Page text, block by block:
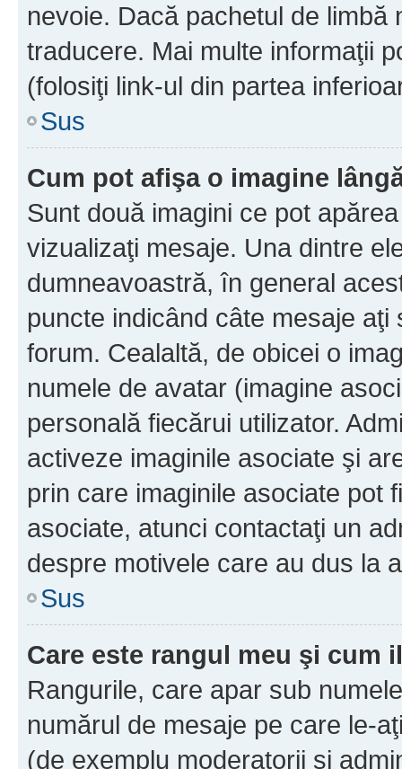
nevoie. Dacă pachetul de
traducere. Mai multe informaţii
(folosiţi link-ul din partea
Sus
Cum pot afişa o imagine
Sunt două imagini ce pot
vizualizaţi mesaje. Una dintre
dumneavoastră, în general
puncte indicând câte mesaje
forum. Cealaltă, de obicei o
numele de avatar (imagine
personală fiecărui utilizator.
activeze imaginile asociate şi
prin care imaginile asociate pot
asociate, atunci contactaţi un
despre motivele care au dus la
Sus
Care este rangul meu şi cum
Rangurile, care apar sub
numărul de mesaje pe care le-
(de exemplu moderatorii şi